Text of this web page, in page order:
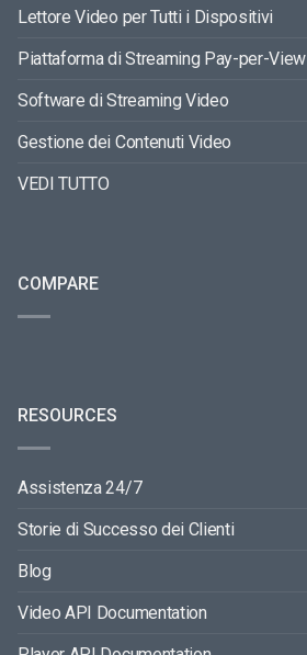
Lettore Video per Tutti i Dispositivi
Piattaforma di Streaming Pay-per-View
Software di Streaming Video
Gestione dei Contenuti Video
VEDI TUTTO
COMPARE
RESOURCES
Assistenza 24/7
Storie di Successo dei Clienti
Blog
Video API Documentation